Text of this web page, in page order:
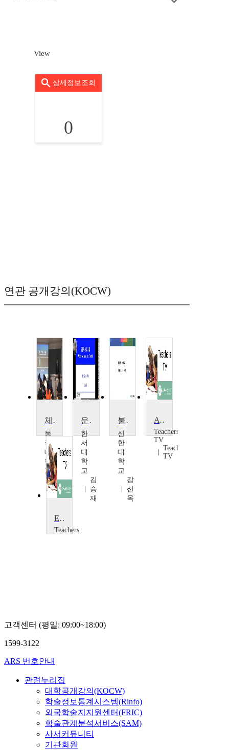
View
상세정보조회
0
연관 공개강의(KOCW)
체력측정평가 및 실습
동
국
대
학
교
서
동
일
운동학습 및 제어
한
서
대
학
교
김
승
재
불균형수정 요가
신
한
대
학
교
강
선
옥
A Future in the Balance
Teachers
TV
Teachers
TV
Expert top tips on work-life balance
Teachers
고객센터 (평일: 09:00~18:00)
1599-3122
ARS 번호안내
관련누리집
대학공개강의(KOCW)
학술정보통계시스템(Rinfo)
외국학술지지원센터(FRIC)
학술관계분석서비스(SAM)
사서커뮤니티
기관회원